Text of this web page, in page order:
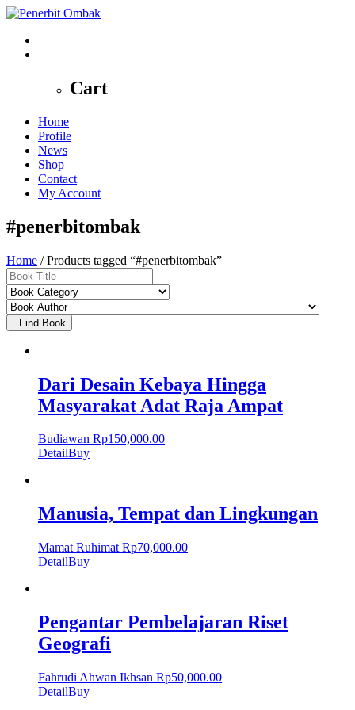
Cart
Home
Profile
News
Shop
Contact
My Account
#penerbitombak
Home / Products tagged “#penerbitombak”
Find Book
Dari Desain Kebaya Hingga
Masyarakat Adat Raja Ampat
Budiawan Rp150,000.00
DetailBuy
Manusia, Tempat dan Lingkungan
Mamat Ruhimat Rp70,000.00
DetailBuy
Pengantar Pembelajaran Riset
Geografi
Fahrudi Ahwan Ikhsan Rp50,000.00
DetailBuy